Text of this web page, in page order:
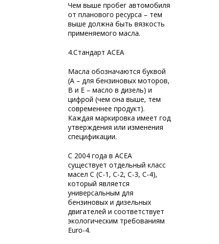
Чем выше пробег автомобиля
от планового ресурса – тем
выше должна быть вязкость
применяемого масла.
4.Стандарт ACEA
Масла обозначаются буквой
(А – для бензиновых моторов,
В и Е – масло в дизель) и
цифрой (чем она выше, тем
современнее продукт).
Каждая маркировка имеет год
утверждения или изменения
спецификации.
С 2004 года в ACEA
существует отдельный класс
масел C (C-1, C-2, C-3, C-4),
который является
универсальным для
бензиновых и дизельных
двигателей и соответствует
экологическим требованиям
Euro-4.